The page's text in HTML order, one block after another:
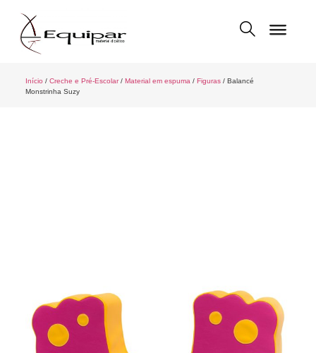
Início / Creche e Pré-Escolar/ Material em espuma / Figuras/ Balancé
Monstrinha Suzy